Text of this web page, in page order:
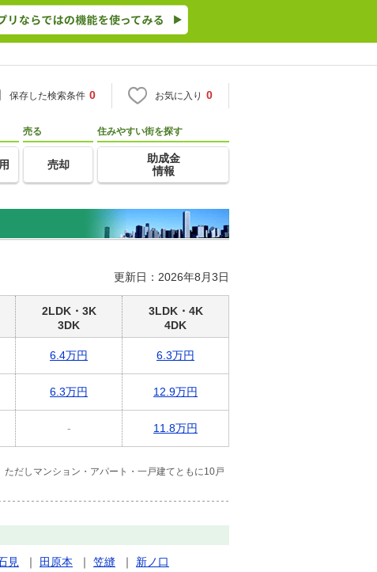
保存した検索条件 0 お気に入り 0
売る
売却
住みやすい街を探す
助成金
情報
更新日：2026年8月3日
2LDK・3K
3DK
3LDK・4K
4DK
6.4万円 6.3万円
6.3万円 12.9万円
- 11.8万円
だしマンション・アパート・一戸建てともに10戸
見 ｜ 田原本 ｜ 笠縫 ｜ 新ノ口